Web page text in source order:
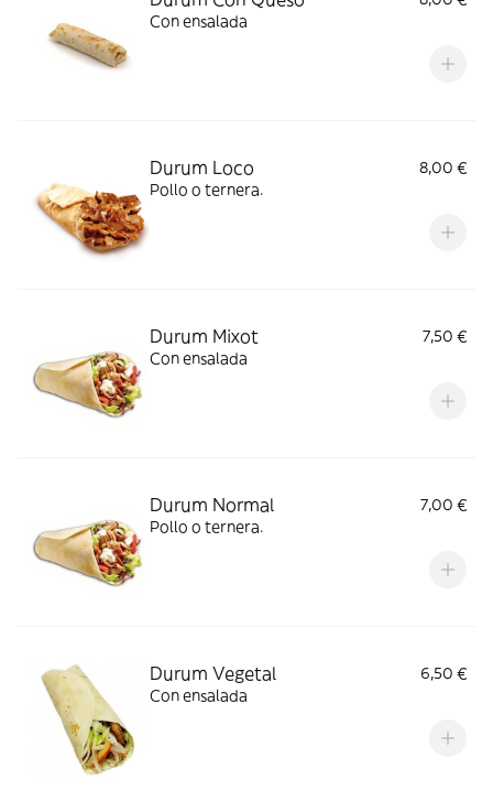
Con ensalada
Durum Loco
8,00 €
Pollo o ternera.
Durum Mixot
7,50 €
Con ensalada
Durum Normal
7,00 €
Pollo o ternera.
Durum Vegetal
6,50 €
Con ensalada